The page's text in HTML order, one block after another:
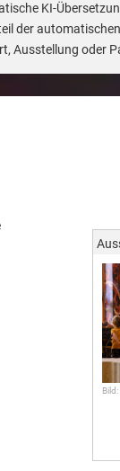
KI-
der
Ausstellung oder